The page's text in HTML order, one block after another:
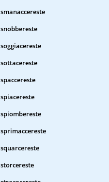
smanaccereste
snobbereste
soggiacereste
sottacereste
spaccereste
spiacereste
spiombereste
sprimaccereste
squarcereste
storcereste